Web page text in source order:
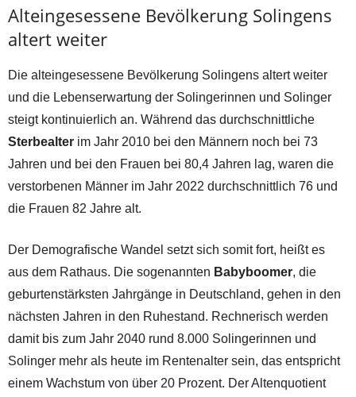
Alteingesessene Bevölkerung Solingens
altert weiter
Die alteingesessene Bevölkerung Solingens altert weiter
und die Lebenserwartung der Solingerinnen und Solinger
steigt kontinuierlich an. Während das durchschnittliche
Sterbealter im Jahr 2010 bei den Männern noch bei 73
Jahren und bei den Frauen bei 80,4 Jahren lag, waren die
verstorbenen Männer im Jahr 2022 durchschnittlich 76 und
die Frauen 82 Jahre alt.
Der Demografische Wandel setzt sich somit fort, heißt es
aus dem Rathaus. Die sogenannten Babyboomer, die
geburtenstärksten Jahrgänge in Deutschland, gehen in den
nächsten Jahren in den Ruhestand. Rechnerisch werden
damit bis zum Jahr 2040 rund 8.000 Solingerinnen und
Solinger mehr als heute im Rentenalter sein, das entspricht
einem Wachstum von über 20 Prozent. Der Altenquotient